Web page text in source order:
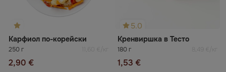
Карфиол по-корейски
250 г 11,60 €/кг
2,90 €
5.0
Кренвиршка в Тесто
180 г 8,49 €/кг
1,53 €